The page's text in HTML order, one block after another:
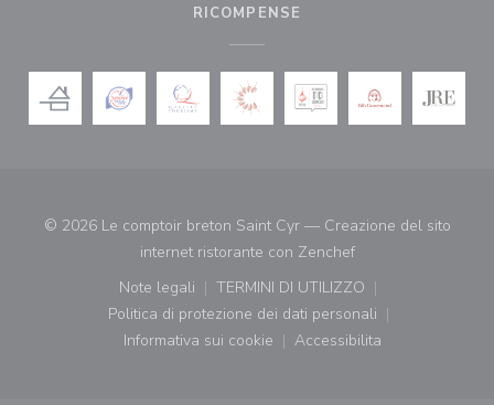
RICOMPENSE
© 2026 Le comptoir breton Saint Cyr — Creazione del sito
internet ristorante con Zenchef((apre una nuova
Note legali
((apre una nuova finestra))
TERMINI DI UTILIZZO
((apre una nuova finestra))
Politica di protezione dei dati personali
((apre una nuova finestra))
Informativa sui cookie
((apre una nuova finestra))
Accessibilita
((apre una nuova